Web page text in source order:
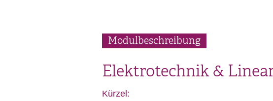
Modulbeschreibung
Elektrotechnik &
Kürzel: